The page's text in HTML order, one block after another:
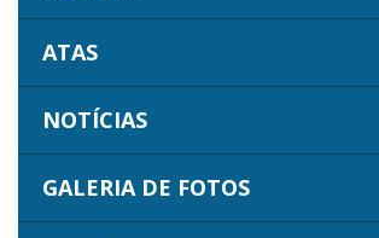
ATAS
NOTÍCIAS
GALERIA DE FOTOS